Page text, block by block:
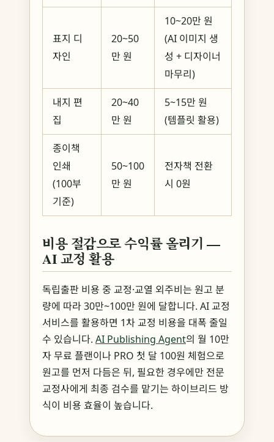
표지 디
자인
20~50
만 원
10~20만 원
(AI 이미지 생
성 + 디자이너
마무리)
내지 편
집
20~40
만 원
5~15만 원
(템플릿 활용)
종이책
인쇄
(100부
기준)
50~100
만 원
전자책 전환
시 0원
비용 절감으로 수익률 올리기 —
AI 교정 활용
독립출판 비용 중 교정·교열 외주비는 원고 분
량에 따라 30만~100만 원에 달합니다. AI 교정
서비스를 활용하면 1차 교정 비용을 대폭 줄일
수 있습니다. AI Publishing Agent의 월 10만
자 무료 플랜이나 PRO 첫 달 100원 체험으로
원고를 먼저 다듬은 뒤, 필요한 경우에만 전문
교정사에게 최종 검수를 맡기는 하이브리드 방
식이 비용 효율이 높습니다.